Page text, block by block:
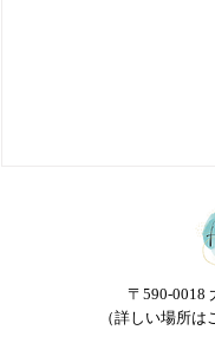
◎袴撮影の持ち物
袴の前撮りをご検討
る方も多くいらっし
いでしょうか。 Ao
〒590-0018
（詳しい場所は